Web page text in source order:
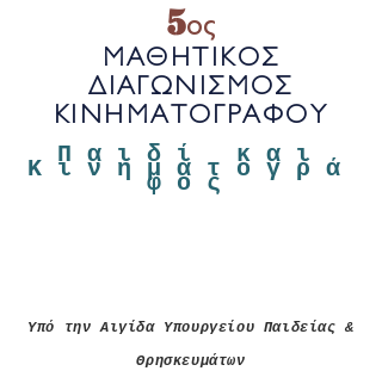
5ος
ΜΑΘΗΤΙΚΟΣ
ΔΙΑΓΩΝΙΣΜΟΣ
ΚΙΝΗΜΑΤΟΓΡΑΦΟΥ
Παιδί και
Κινηματογρά
φος
Υπό την Αιγίδα Υπουργείου Παιδείας &
Θρησκευμάτων